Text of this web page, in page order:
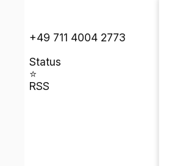
+49 711 4004 2773
stato